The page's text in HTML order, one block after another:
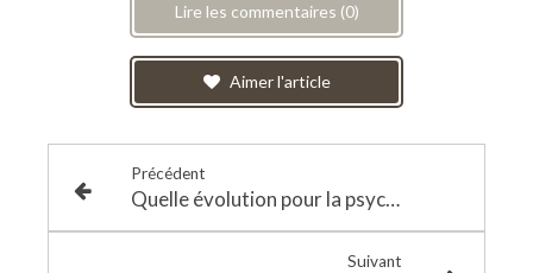
Lire les commentaires (0)
Aimer l'article
Précédent
Quelle évolution pour la psychopédagogie en France au XXe siècle ?
Suivant